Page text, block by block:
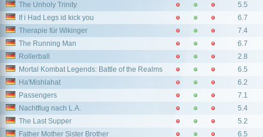
The Unholy Trinity
5.5
If i Had Legs id kick you
6.7
Therapie für Wikinger
7.4
The Running Man
6.7
Rollerball
2.8
Mortal Kombat Legends: Battle of the Realms
6.5
Ha'Mishlahat
6.2
Passengers
7.1
Nachtflug nach L.A.
5.4
The Last Supper
5.2
Father Mother Sister Brother
6.5